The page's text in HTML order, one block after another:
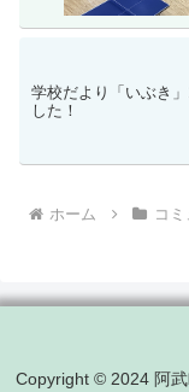
学校だより「いぶき
した！
ホーム コ
Copyright © 2024 阿